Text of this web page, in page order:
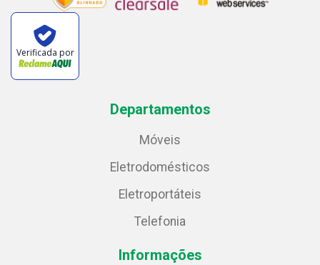
Verificada por
Departamentos
Móveis
Eletrodomésticos
Eletroportáteis
Telefonia
Informações